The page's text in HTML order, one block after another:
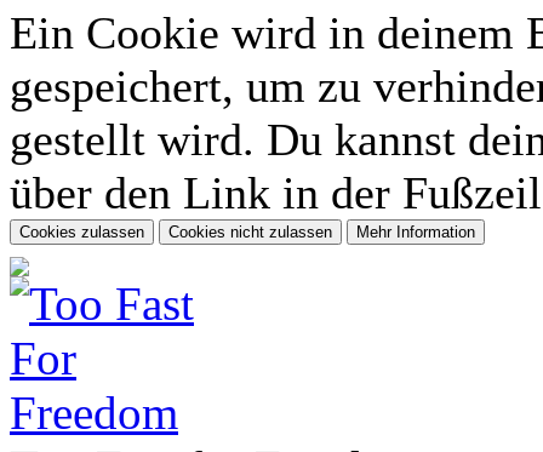
Ein Cookie wird in deinem
gespeichert, um zu
gestellt wird. Du kannst
über den Link in der